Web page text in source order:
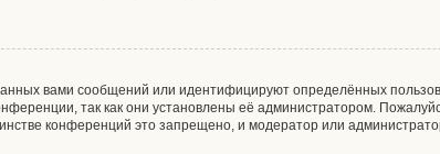
вами сообщений или идентифицируют определённых
так как они установлены её администратором.
конференций это запрещено, и модератор или